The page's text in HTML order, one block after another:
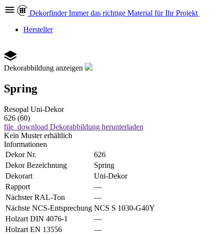
Dekorfinder Immer das richtige Material für Ihr Projekt
Hersteller
Dekorabbildung anzeigen
Spring
Resopal Uni-Dekor
626 (60)
file_download Dekorabbildung herunterladen
Kein Muster erhältlich
Informationen
Dekor Nr.
626
Dekor Bezeichnung
Spring
Dekorart
Uni-Dekor
Rapport
—
Nächster RAL-Ton
—
Nächste NCS-Entsprechung NCS S 1030-G40Y
Holzart DIN 4076-1
—
Holzart EN 13556
—